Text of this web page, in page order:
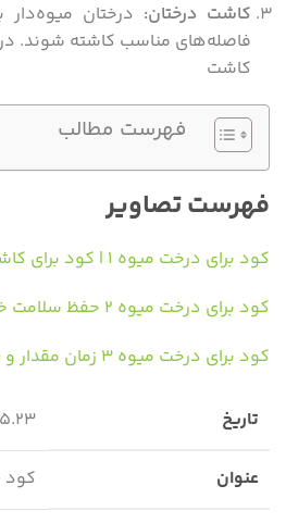
کاشت درختان: درختان
فاصله‌های مناسب کاشته شوند.
کاشت
فهرست مطالب
فهرست تصاویر
کود برای درخت میوه ۱ | کود برای کاشت انواع درختان
کود برای درخت میوه ۲ حفظ سلامت خاک در کود دهی
کود برای درخت میوه ۳ زمان مقدار و طرز استفاده
تاریخ
عنوان کود